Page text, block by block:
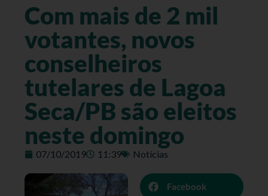
Com mais de 2 mil
votantes, novos
conselheiros
tutelares de Lagoa
Seca/PB são eleitos
neste domingo
07/10/2019 11:39 Notícias
Facebook